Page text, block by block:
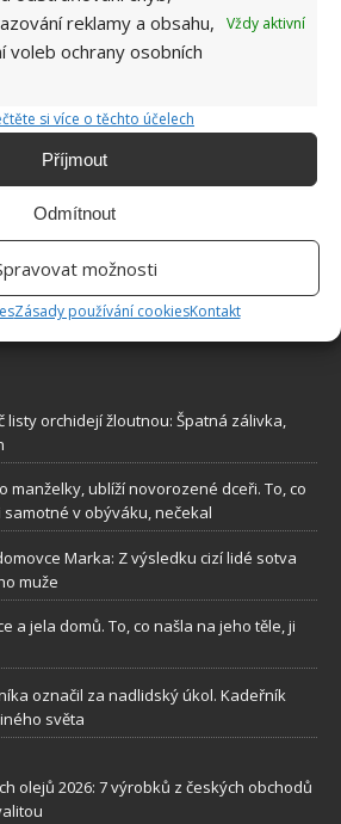
reklamy a obsahu,
voleb ochrany osobních
Vždy aktivní
si více o těchto účelech
Příjmout
Odmítnout
možnosti
Zásady používání cookiesKontakt
vylepšit Váš domov? Originální nápady,
rady i inspirativní fotografie najdete na
magazínuBydlimeutulne.cz.
listy orchidejí žloutnou: Špatná zálivka,
manželky, ublíží novorozené dceři. To, co
v obýváku, nečekal
Marka: Z výsledku cizí lidé sotva
muže
a jela domů. To, co našla na jeho těle, ji
označil za nadlidský úkol. Kadeřník
světa
olejů 2026: 7 výrobků z českých obchodů